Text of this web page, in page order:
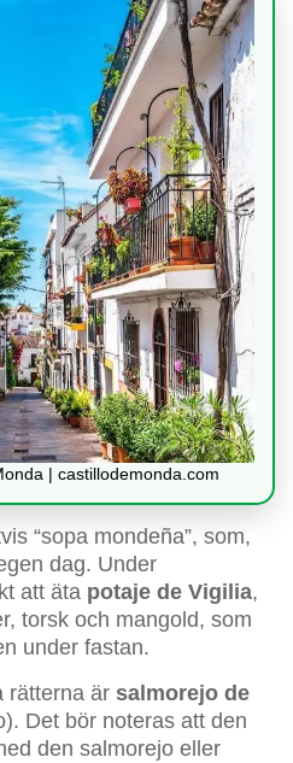
| castillodemonda.com
“sopa mondeña”, som,
dag. Under
att äta potaje de Vigilia,
torsk och mangold, som
under fastan.
rätterna är salmorejo de
Det bör noteras att den
den salmorejo eller